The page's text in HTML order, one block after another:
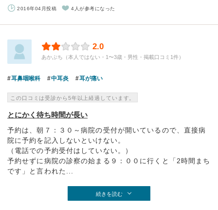
2016年04月投稿 4人が参考になった
2.0
あかぶち（本人ではない・1〜3歳・男性・掲載口コミ1件）
耳鼻咽喉科 中耳炎 耳が痛い
この口コミは受診から5年以上経過しています。
とにかく待ち時間が長い
予約は、朝７：３０～病院の受付が開いているので、直接病
院に予約を記入しないといけない。
（電話での予約受付はしていない。）
予約せずに病院の診察の始まる９：００に行くと「2時間まち
です」と言われた...
続きを読む